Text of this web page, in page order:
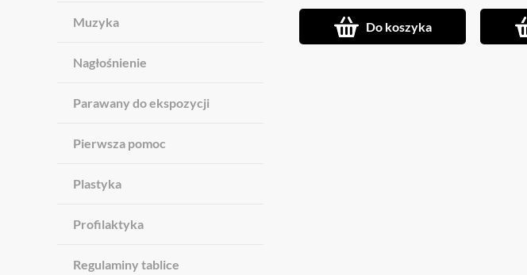
Muzyka
Nagłośnienie
Parawany do ekspozycji
Pierwsza pomoc
Plastyka
Profilaktyka
Regulaminy tablice
Do koszyka